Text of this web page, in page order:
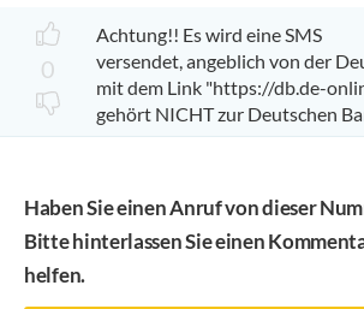
0
Achtung!! Es wird eine SMS
versendet, angeblich von der
mit dem Link "https://db.de-
gehört NICHT zur Deutschen
Haben Sie einen Anruf von dieser
Bitte hinterlassen Sie einen
helfen.